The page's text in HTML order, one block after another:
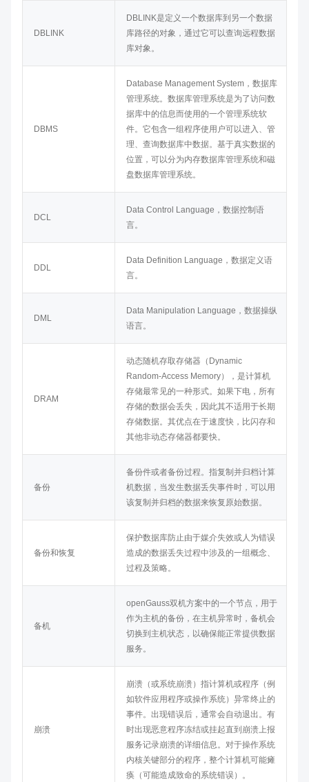
DBLINK
DBLINK是定义一个数据库到另一个数据
库路径的对象，通过它可以查询远程数据
库对象。
DBMS
Database Management System，数据库
管理系统。数据库管理系统是为了访问数
据库中的信息而使用的一个管理系统软
件。它包含一组程序使用户可以进入、管
理、查询数据库中数据。基于真实数据的
位置，可以分为内存数据库管理系统和磁
盘数据库管理系统。
DCL
Data Control Language，数据控制语
言。
DDL
Data Definition Language，数据定义语
言。
DML
Data Manipulation Language，数据操纵
语言。
DRAM
动态随机存取存储器（Dynamic
Random-Access Memory），是计算机
存储最常见的一种形式。如果下电，所有
存储的数据会丢失，因此其不适用于长期
存储数据。其优点在于速度快，比闪存和
其他非动态存储器都要快。
备份
备份件或者备份过程。指复制并归档计算
机数据，当发生数据丢失事件时，可以用
该复制并归档的数据来恢复原始数据。
备份和恢复
保护数据库防止由于媒介失效或人为错误
造成的数据丢失过程中涉及的一组概念、
过程及策略。
备机
openGauss双机方案中的一个节点，用于
作为主机的备份，在主机异常时，备机会
切换到主机状态，以确保能正常提供数据
服务。
崩溃
崩溃（或系统崩溃）指计算机或程序（例
如软件应用程序或操作系统）异常终止的
事件。出现错误后，通常会自动退出。有
时出现恶意程序冻结或挂起直到崩溃上报
服务记录崩溃的详细信息。对于操作系统
内核关键部分的程序，整个计算机可能瘫
痪（可能造成致命的系统错误）。